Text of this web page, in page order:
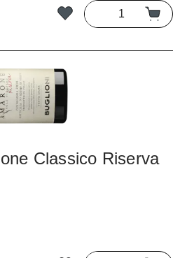
Classico Riserva